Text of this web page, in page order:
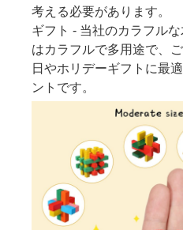
考える必要があります。
ギフト - 当社のカラフル
はカラフルで多用途で、
日やホリデーギフトに最
ントです。